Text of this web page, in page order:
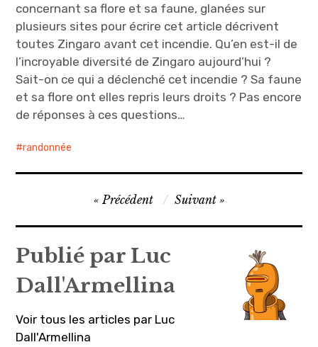
concernant sa flore et sa faune, glanées sur
plusieurs sites pour écrire cet article décrivent
toutes Zingaro avant cet incendie. Qu’en est-il de
l’incroyable diversité de Zingaro aujourd’hui ?
Sait-on ce qui a déclenché cet incendie ? Sa faune
et sa flore ont elles repris leurs droits ? Pas encore
de réponses à ces questions…
randonnée
Navigation
de
l’article
Précédent Suivant
Publié parLuc
Dall'Armellina
Voir tous les articles par Luc
Dall'Armellina